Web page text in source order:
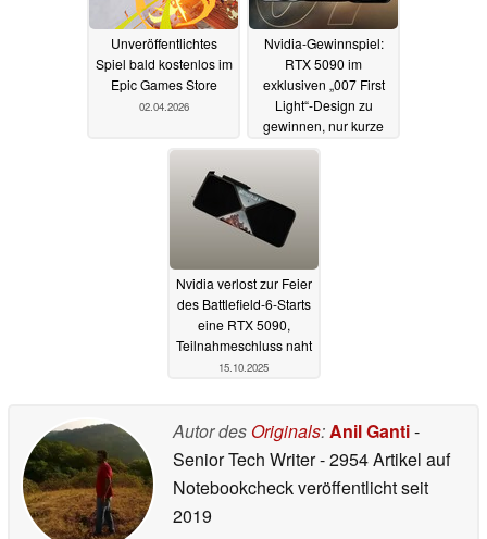
Unveröffentlichtes
Spiel bald kostenlos im
Epic Games Store
02.04.2026
Nvidia-Gewinnspiel:
RTX 5090 im
exklusiven „007 First
Light“-Design zu
gewinnen, nur kurze
Zeit10.01.2026
Nvidia verlost zur Feier
des Battlefield-6-Starts
eine RTX 5090,
Teilnahmeschluss naht
15.10.2025
Autor des Originals:Anil Ganti-
Senior Tech Writer- 2954 Artikel auf
Notebookcheck veröffentlichtseit
2019